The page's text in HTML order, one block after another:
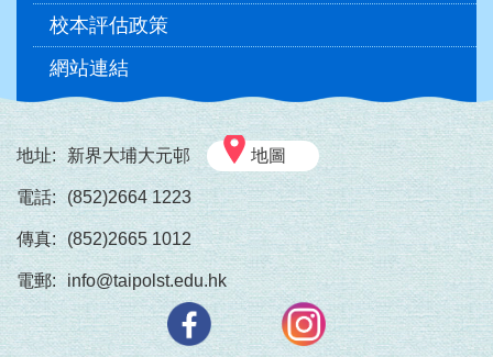
校本評估政策
網站連結
地址: 新界大埔大元邨 地圖
電話: (852)2664 1223
傳真: (852)2665 1012
電郵: info@taipolst.edu.hk